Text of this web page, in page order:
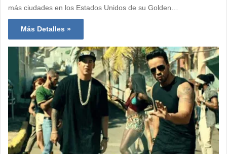
más ciudades en los Estados Unidos de su Golden…
Más Detalles »